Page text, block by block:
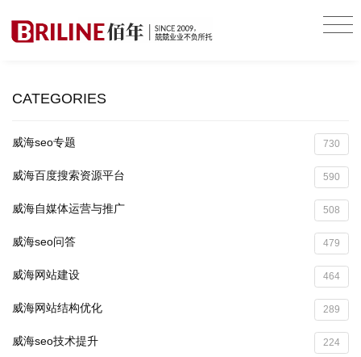
CATEGORIES
威海seo专题 730
威海百度搜索资源平台 590
威海自媒体运营与推广 508
威海seo问答 479
威海网站建设 464
威海网站结构优化 289
威海seo技术提升 224